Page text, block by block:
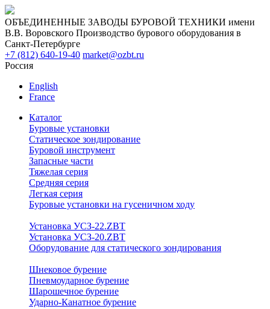
ОБЪЕДИНЕННЫЕ ЗАВОДЫ БУРОВОЙ ТЕХНИКИ имени
В.В. Воровского Производство бурового оборудования в
Санкт-Петербурге
+7 (812) 640-19-40 market@ozbt.ru
Россия
English
France
Каталог
Буровые установки
Статическое зондирование
Буровой инструмент
Запасные части
Тяжелая серия
Средняя серия
Легкая серия
Буровые установки на гусеничном ходу
Установка УСЗ-22.ZBT
Установка УСЗ-20.ZBT
Оборудование для статического зондирования
Шнековое бурение
Пневмоударное бурение
Шарошечное бурение
Ударно-Канатное бурение